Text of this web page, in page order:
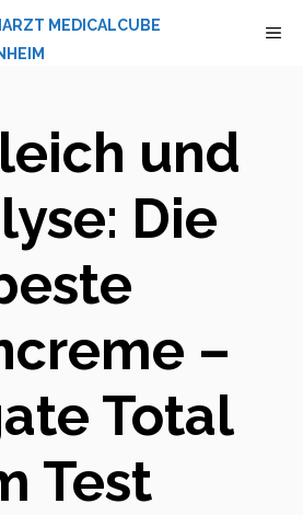
und
Die
–
Total
Test